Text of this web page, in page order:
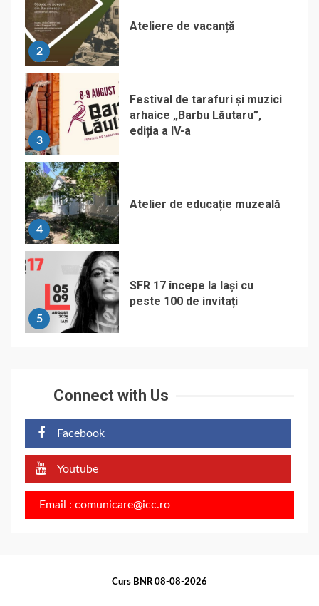
2
Ateliere de vacanță
3
Festival de tarafuri și muzici
arhaice „Barbu Lăutaru”,
ediția a IV-a
4
Atelier de educație muzeală
5
SFR 17 începe la Iași cu
peste 100 de invitați
Connect with Us
Facebook
Youtube
Email : comunicare@icc.ro
Curs BNR 08-08-2026